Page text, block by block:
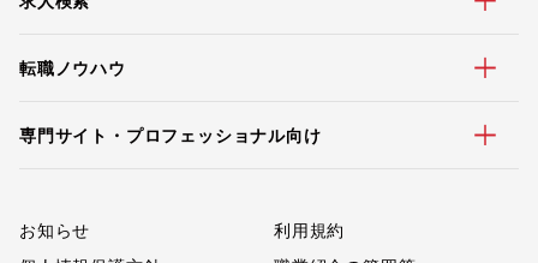
転職ノウハウ
専門サイト・プロフェッショナル向け
お知らせ
利用規約